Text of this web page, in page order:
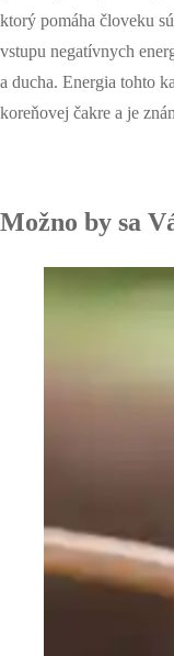
ktorý pomáha človeku
vstupu negatívnych
a ducha. Energia tohto
koreňovej čakre a je
Možno by sa